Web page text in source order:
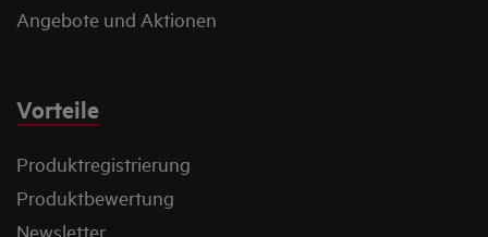
Angebote und Aktionen
Vorteile
Produktregistrierung
Produktbewertung
Newsletter